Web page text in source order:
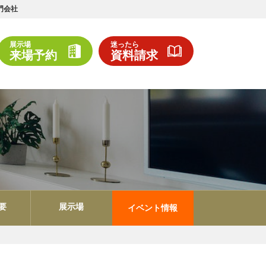
会社
展示場
来場予約
迷ったら
資料請求
展示場 イベント情報